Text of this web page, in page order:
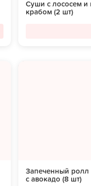
Суши с лососем и
крабом (2 шт)
Запеченный
с авокадо (8 шт)